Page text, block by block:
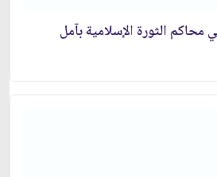
الثورة الإسلامية بآمل‏